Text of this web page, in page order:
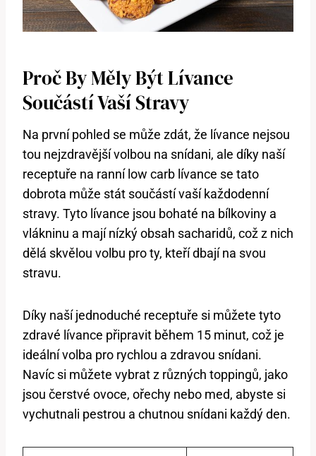
Proč By Měly Být Lívance
Součástí Vaší Stravy
Na první pohled se může zdát, že lívance nejsou
tou nejzdravější volbou na snídani, ale díky naší
receptuře na ranní low carb lívance se tato
dobrota může stát součástí vaší každodenní
stravy. Tyto lívance jsou bohaté na bílkoviny a
vlákninu a mají nízký obsah sacharidů, což z nich
dělá skvělou volbu pro ty, kteří dbají na svou
stravu.
Díky naší jednoduché receptuře si můžete tyto
zdravé lívance připravit během 15 minut, což je
ideální volba pro rychlou a zdravou snídani.
Navíc si můžete vybrat z různých toppingů, jako
jsou čerstvé ovoce, ořechy nebo med, abyste si
vychutnali pestrou a chutnou snídani každý den.